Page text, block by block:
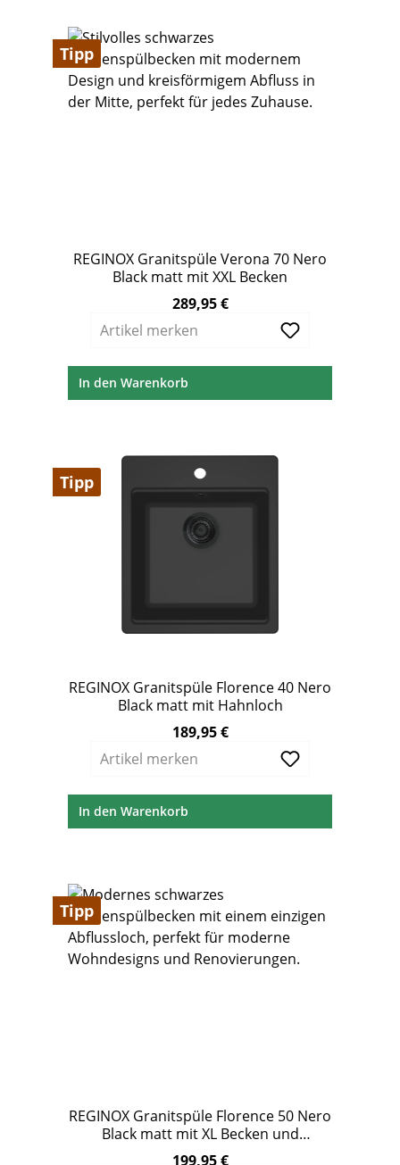
Tipp
REGINOX Granitspüle Verona 70 Nero
Black matt mit XXL Becken
Regulärer Preis:289,95 €
Artikel merken
In den Warenkorb
Tipp
REGINOX Granitspüle Florence 40 Nero
Black matt mit Hahnloch
Regulärer Preis:189,95 €
Artikel merken
In den Warenkorb
Tipp
REGINOX Granitspüle Florence 50 Nero
Black matt mit XL Becken und
Hahnloch
199,95 €